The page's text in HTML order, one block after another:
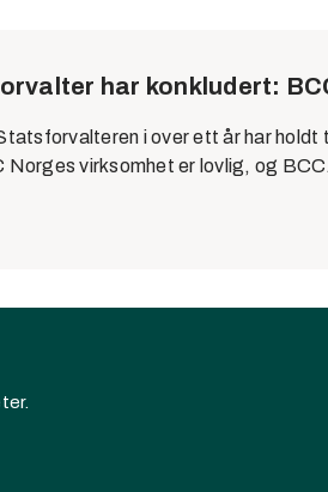
har konkludert:
i over ett år har holdt
Norges virksomhet er lovlig, og